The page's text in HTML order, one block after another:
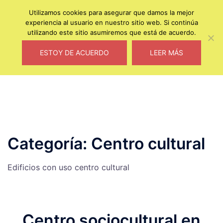
Estudio de arquitectura
Categoría: Centro cultural
Edificios con uso centro cultural
MENU
Utilizamos cookies para asegurar que damos la mejor
experiencia al usuario en nuestro sitio web. Si continúa
utilizando este sitio asumiremos que está de acuerdo.
ESTOY DE ACUERDO LEER MÁS